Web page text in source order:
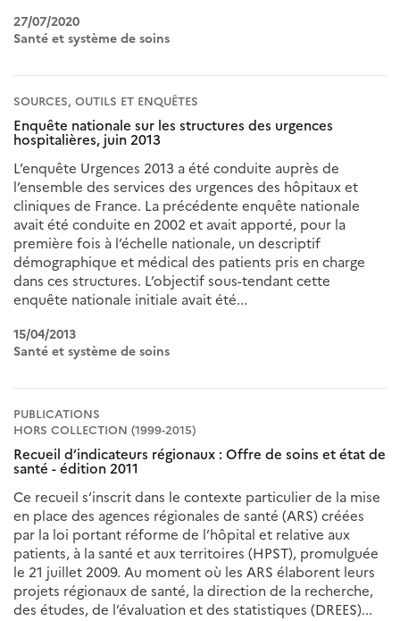
27/07/2020
Santé et système de soins
SOURCES, OUTILS ET ENQUÊTES
Enquête nationale sur les structures des urgences
hospitalières, juin 2013
L’enquête Urgences 2013 a été conduite auprès de
l’ensemble des services des urgences des hôpitaux et
cliniques de France. La précédente enquête nationale
avait été conduite en 2002 et avait apporté, pour la
première fois à l’échelle nationale, un descriptif
démographique et médical des patients pris en charge
dans ces structures. L’objectif sous-tendant cette
enquête nationale initiale avait été...
15/04/2013
Santé et système de soins
PUBLICATIONS
HORS COLLECTION (1999-2015)
Recueil d’indicateurs régionaux : Offre de soins et état de
santé - édition 2011
Ce recueil s’inscrit dans le contexte particulier de la mise
en place des agences régionales de santé (ARS) créées
par la loi portant réforme de l’hôpital et relative aux
patients, à la santé et aux territoires (HPST), promulguée
le 21 juillet 2009. Au moment où les ARS élaborent leurs
projets régionaux de santé, la direction de la recherche,
des études, de l’évaluation et des statistiques (DREES)...